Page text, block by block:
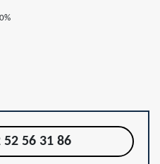
52 56 31 86